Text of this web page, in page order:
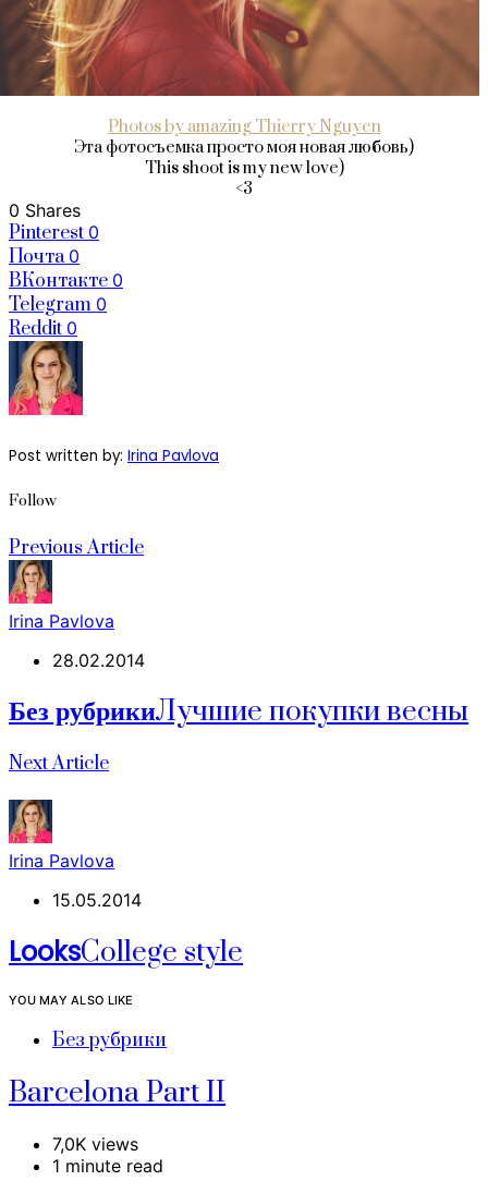
Photos by amazing Thierry Nguyen
Эта фотосъемка просто моя новая любовь)
This shoot is my new love)
<3
0 Shares
Pinterest 0
Почта 0
ВКонтакте 0
Telegram 0
Reddit 0
Post written by: Irina Pavlova
Follow
Previous Article
Irina Pavlova
28.02.2014
Без рубрикиЛучшие покупки весны
Next Article
Irina Pavlova
15.05.2014
LooksCollege style
YOU MAY ALSO LIKE
Без рубрики
Barcelona Part II
7,0K views
1 minute read